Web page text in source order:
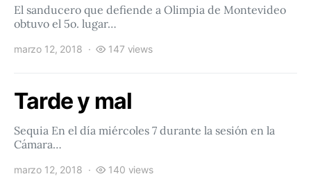
El sanducero que defiende a Olimpia de Montevideo
obtuvo el 5o. lugar…
marzo 12, 2018 147 views
Tarde y mal
Sequia En el día miércoles 7 durante la sesión en la
Cámara…
marzo 12, 2018 140 views